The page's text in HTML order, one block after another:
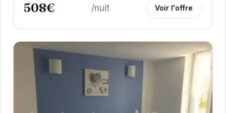
508€ /nuit Voir l'offre